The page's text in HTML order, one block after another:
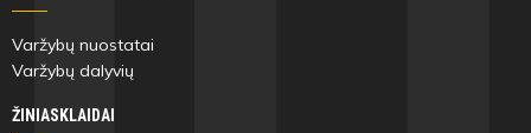
Varžybų nuostatai
Varžybų dalyvių
ŽINIASKLAIDAI